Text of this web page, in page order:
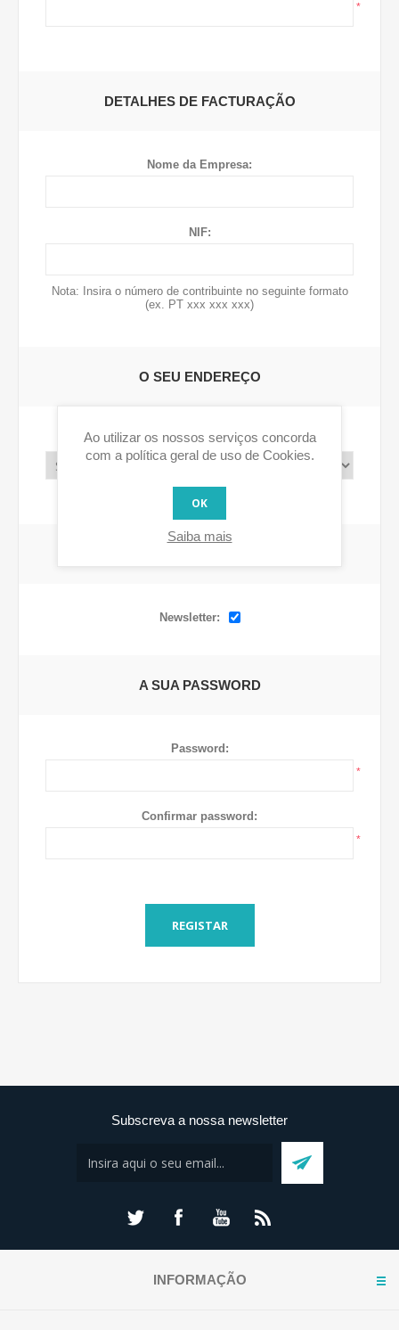
*
DETALHES DE FACTURAÇÃO
Nome da Empresa:
NIF:
Nota: Insira o número de contribuinte no seguinte formato
(ex. PT xxx xxx xxx)
O SEU ENDEREÇO
País:
Newsletter:
A SUA PASSWORD
Password:
*
Confirmar password:
*
REGISTAR
Subscreva a nossa newsletter
INFORMAÇÃO
Ao utilizar os nossos serviços concorda
com a política geral de uso de Cookies.
OK
Saiba mais